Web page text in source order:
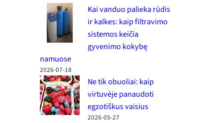
Kai vanduo palieka rūdis
ir kalkes: kaip filtravimo
sistemos keičia
gyvenimo kokybę
namuose
2026-07-18
Ne tik obuoliai: kaip
virtuvėje panaudoti
egzotiškus vaisius
2026-05-27